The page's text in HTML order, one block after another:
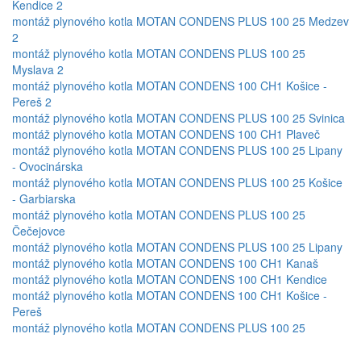
Kendice 2
montáž plynového kotla MOTAN CONDENS PLUS 100 25 Medzev
2
montáž plynového kotla MOTAN CONDENS PLUS 100 25
Myslava 2
montáž plynového kotla MOTAN CONDENS 100 CH1 Košice -
Pereš 2
montáž plynového kotla MOTAN CONDENS PLUS 100 25 Svinica
montáž plynového kotla MOTAN CONDENS 100 CH1 Plaveč
montáž plynového kotla MOTAN CONDENS PLUS 100 25 Lipany
- Ovocinárska
montáž plynového kotla MOTAN CONDENS PLUS 100 25 Košice
- Garbiarska
montáž plynového kotla MOTAN CONDENS PLUS 100 25
Čečejovce
montáž plynového kotla MOTAN CONDENS PLUS 100 25 Lipany
montáž plynového kotla MOTAN CONDENS 100 CH1 Kanaš
montáž plynového kotla MOTAN CONDENS 100 CH1 Kendice
montáž plynového kotla MOTAN CONDENS 100 CH1 Košice -
Pereš
montáž plynového kotla MOTAN CONDENS PLUS 100 25